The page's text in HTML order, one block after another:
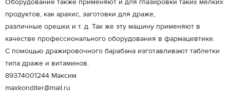
Оборудование также применяют и для глазировки таких мелких
продуктов, как арахис, заготовки для драже,
различные орешки и т. д. Так же эту машину применяют в
качестве профессионального оборудования в фармацевтике.
С помощью дражировочного барабана изготавливают таблетки
типа драже и витаминов.
89374001244 Максим
maxkonditer@mail.ru